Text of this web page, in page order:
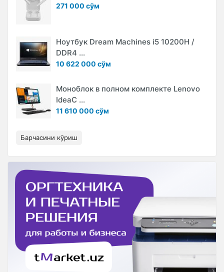
271 000 сўм
Ноутбук Dream Machines i5 10200H /
DDR4 ...
10 622 000 сўм
Моноблок в полном комплекте Lenovo
IdeaC ...
11 610 000 сўм
Барчасини кўриш